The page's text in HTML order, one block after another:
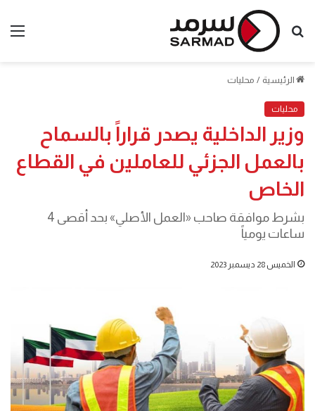
بحث
الرئيسية / محليات
محليات
وزير الداخلية يصدر قراراً بالسماح
بالعمل الجزئي للعاملين في القطاع
الخاص
بشرط موافقة صاحب «العمل الأصلي» بحد أقصى 4
ساعات يومياً
الخميس 28 ديسمبر 2023